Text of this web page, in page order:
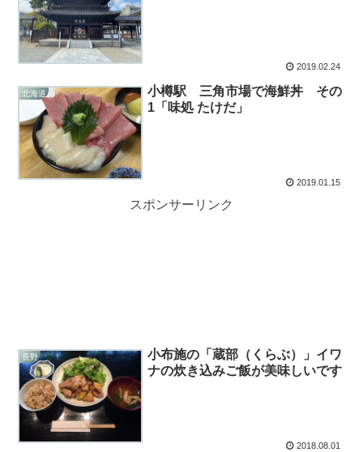
2019.02.24
北海道
小樽駅 三角市場で海鮮丼 その
1「味処 たけだ」
2019.01.15
スポンサーリンク
長野
小布施の「蔵部（くらぶ）」イワ
ナの炊き込みご飯が美味しいです
2018.08.01